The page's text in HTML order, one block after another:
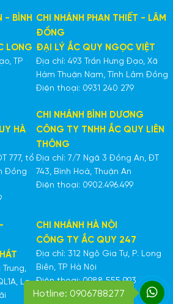
- BÌNH
LONG
TP
CHI NHÁNH PHAN THIẾT - LÂM
ĐỒNG
ĐẠI LÝ ẮC QUY NGỌC VIỆT
Địa chỉ: 493 Trần Hưng Đạo, Xã
Hàm Thuận Nam, Tỉnh Lâm Đồng
Điện thoại: 0931 240 279
HÀ
777, tổ
Đồng
CHI NHÁNH BÌNH DƯƠNG
CÔNG TY TNHH ẮC QUY LIÊN
THÔNG
Địa chỉ: 7/7 Ngã 3 Đồng An, ĐT
743, Bình Hoà, Thuận An
Điện thoại: 0902.496.499
La
CHI NHÁNH HÀ NỘI
CÔNG TY ẮC QUY 247
Địa chỉ: 312 Ngô Gia Tự, P. Long
Biên, TP Hà Nội
Điện thoại: 0988 555 993
Hotline: 0906788277